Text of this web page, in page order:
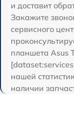
и доставит
Закажите
сервисного
планшета Asus
нашей
наличии